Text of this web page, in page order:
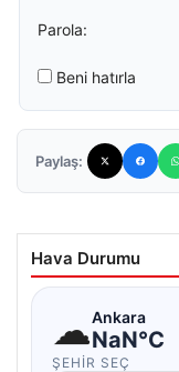
Parola:
Beni hatırla
Paylaş:
Hava Durumu
☁Ankara
NaN°C
ŞEHIR SEÇ